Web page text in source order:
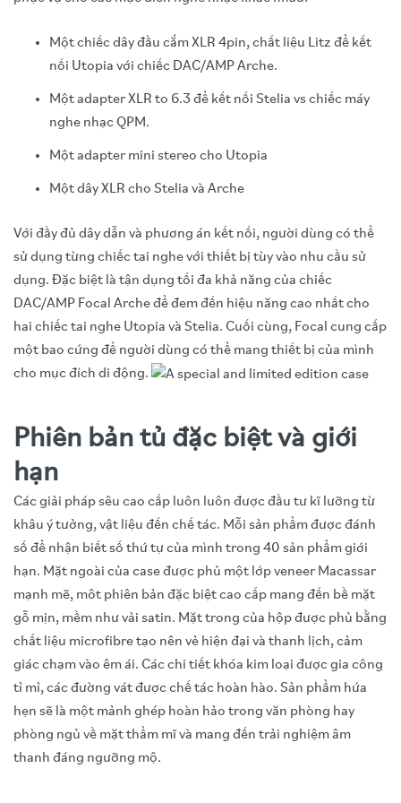
Một chiếc dây đầu cắm XLR 4pin, chất liệu Litz để kết
nối Utopia với chiếc DAC/AMP Arche.
Một adapter XLR to 6.3 để kết nối Stelia vs chiếc máy
nghe nhạc QPM.
Một adapter mini stereo cho Utopia
Một dây XLR cho Stelia và Arche
Với đầy đủ dây dẫn và phương án kết nối, người dùng có thể
sử dụng từng chiếc tai nghe với thiết bị tùy vào nhu cầu sử
dụng. Đặc biệt là tận dụng tối đa khả năng của chiếc
DAC/AMP Focal Arche để đem đến hiệu năng cao nhất cho
hai chiếc tai nghe Utopia và Stelia. Cuối cùng, Focal cung cấp
một bao cứng để người dùng có thể mang thiết bị của mình
cho mục đích di động.
Phiên bản tủ đặc biệt và giới
hạn
Các giải pháp sêu cao cấp luôn luôn được đầu tư kĩ lưỡng từ
khâu ý tưởng, vật liệu đến chế tác. Mỗi sản phẩm được đánh
số để nhận biết số thứ tự của mình trong 40 sản phẩm giới
hạn. Mặt ngoài của case được phủ một lớp veneer Macassar
mạnh mẽ, môt phiên bản đặc biệt cao cấp mang đến bề mặt
gỗ mịn, mềm như vải satin. Mặt trong của hộp được phủ bằng
chất liệu microfibre tạo nên vẻ hiện đại và thanh lịch, cảm
giác chạm vào êm ái. Các chi tiết khóa kim loại được gia công
tỉ mỉ, các đường vát được chế tác hoàn hào. Sản phẩm hứa
hẹn sẽ là một mảnh ghép hoàn hảo trong văn phòng hay
phòng ngủ về mặt thẩm mĩ và mang đến trải nghiệm âm
thanh đáng ngưỡng mộ.